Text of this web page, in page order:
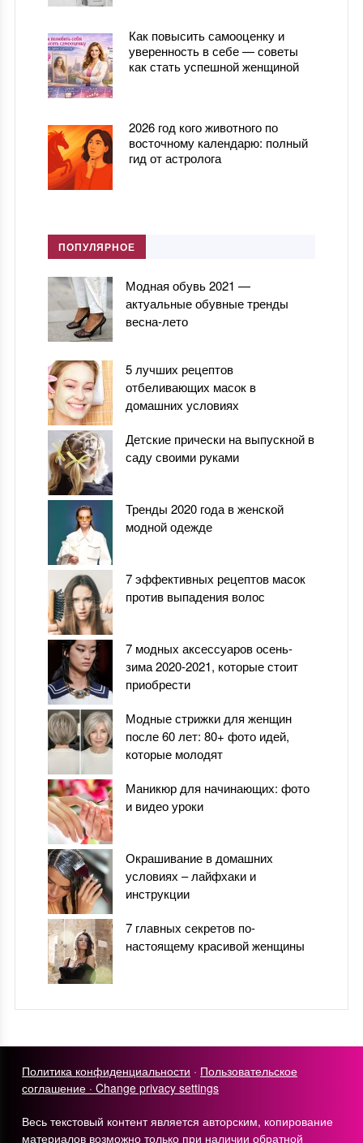
Как повысить самооценку и
уверенность в себе — советы
как стать успешной женщиной
2026 год кого животного по
восточному календарю: полный
гид от астролога
ПОПУЛЯРНОЕ
Модная обувь 2021 —
актуальные обувные тренды
весна-лето
5 лучших рецептов
отбеливающих масок в
домашних условиях
Детские прически на выпускной в
саду своими руками
Тренды 2020 года в женской
модной одежде
7 эффективных рецептов масок
против выпадения волос
7 модных аксессуаров осень-
зима 2020-2021, которые стоит
приобрести
Модные стрижки для женщин
после 60 лет: 80+ фото идей,
которые молодят
Маникюр для начинающих: фото
и видео уроки
Окрашивание в домашних
условиях – лайфхаки и
инструкции
7 главных секретов по-
настоящему красивой женщины
Политика конфиденциальности · Пользовательское
соглашение ·Change privacy settings
Весь текстовый контент является авторским, копирование
материалов возможно только при наличии обратной